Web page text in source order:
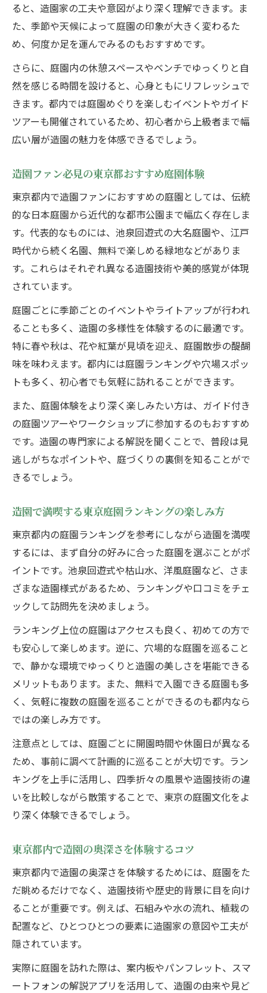
ると、造園家の工夫や意図がより深く理解できます。ま
た、季節や天候によって庭園の印象が大きく変わるた
め、何度か足を運んでみるのもおすすめです。
さらに、庭園内の休憩スペースやベンチでゆっくりと自
然を感じる時間を設けると、心身ともにリフレッシュで
きます。都内では庭園めぐりを楽しむイベントやガイド
ツアーも開催されているため、初心者から上級者まで幅
広い層が造園の魅力を体感できるでしょう。
造園ファン必見の東京都おすすめ庭園体験
東京都内で造園ファンにおすすめの庭園としては、伝統
的な日本庭園から近代的な都市公園まで幅広く存在しま
す。代表的なものには、池泉回遊式の大名庭園や、江戸
時代から続く名園、無料で楽しめる緑地などがありま
す。これらはそれぞれ異なる造園技術や美的感覚が体現
されています。
庭園ごとに季節ごとのイベントやライトアップが行われ
ることも多く、造園の多様性を体験するのに最適です。
特に春や秋は、花や紅葉が見頃を迎え、庭園散歩の醍醐
味を味わえます。都内には庭園ランキングや穴場スポッ
トも多く、初心者でも気軽に訪れることができます。
また、庭園体験をより深く楽しみたい方は、ガイド付き
の庭園ツアーやワークショップに参加するのもおすすめ
です。造園の専門家による解説を聞くことで、普段は見
逃しがちなポイントや、庭づくりの裏側を知ることがで
きるでしょう。
造園で満喫する東京庭園ランキングの楽しみ方
東京都内の庭園ランキングを参考にしながら造園を満喫
するには、まず自分の好みに合った庭園を選ぶことがポ
イントです。池泉回遊式や枯山水、洋風庭園など、さま
ざまな造園様式があるため、ランキングや口コミをチェ
ックして訪問先を決めましょう。
ランキング上位の庭園はアクセスも良く、初めての方で
も安心して楽しめます。逆に、穴場的な庭園を巡ること
で、静かな環境でゆっくりと造園の美しさを堪能できる
メリットもあります。また、無料で入園できる庭園も多
く、気軽に複数の庭園を巡ることができるのも都内なら
ではの楽しみ方です。
注意点としては、庭園ごとに開園時間や休園日が異なる
ため、事前に調べて計画的に巡ることが大切です。ラン
キングを上手に活用し、四季折々の風景や造園技術の違
いを比較しながら散策することで、東京の庭園文化をよ
り深く体験できるでしょう。
東京都内で造園の奥深さを体験するコツ
東京都内で造園の奥深さを体験するためには、庭園をた
だ眺めるだけでなく、造園技術や歴史的背景に目を向け
ることが重要です。例えば、石組みや水の流れ、植栽の
配置など、ひとつひとつの要素に造園家の意図や工夫が
隠されています。
実際に庭園を訪れた際は、案内板やパンフレット、スマ
ートフォンの解説アプリを活用して、造園の由来や見ど